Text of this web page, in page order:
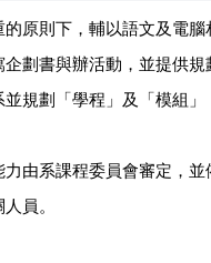
原則下，輔以語文及電
劃書與辦活動，並提供
規劃「學程」及「模組」
由系課程委員會審定，
員。